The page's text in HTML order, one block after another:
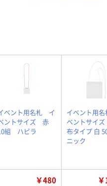
ベント用名札 イ
ントサイズ 赤
組 ハピラ
イベント用名
ベントサイズ
布タイプ 白
ニック
￥480